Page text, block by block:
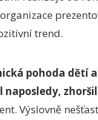
trend.
pohoda dětí
naposledy,
Výslovně